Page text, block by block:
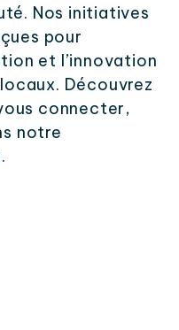
Nos initiatives
pour
et l’innovation
Découvrez
connecter,
notre